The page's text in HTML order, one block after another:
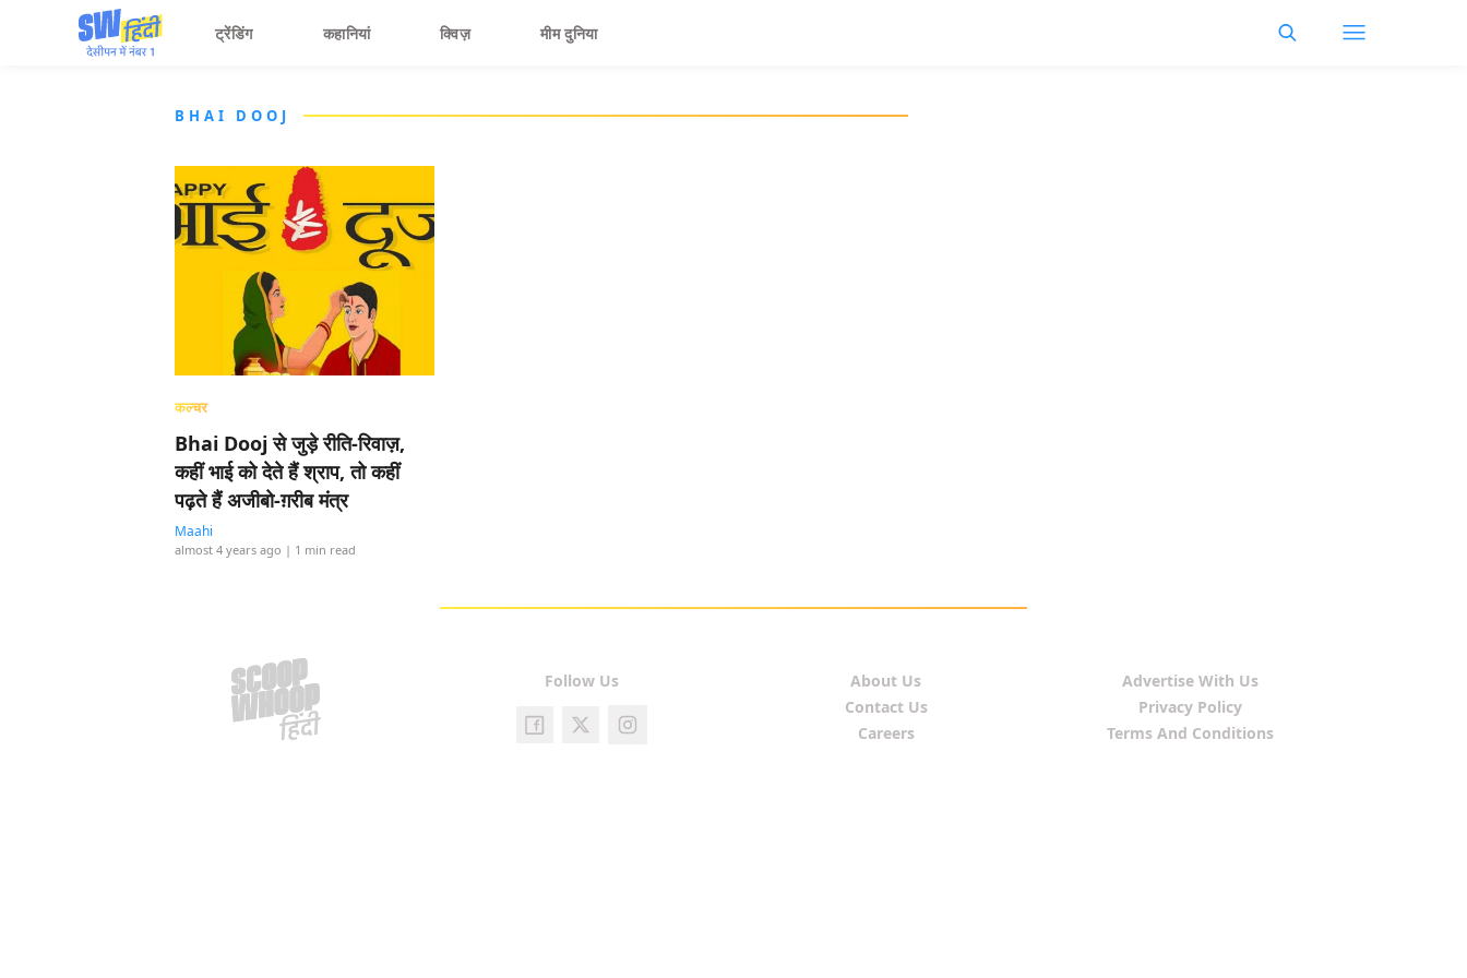
ट्रेंडिंग कहानियां क्विज़ मीम दुनिया
BHAI DOOJ
कल्चर
Bhai Dooj से जुड़े रीति-रिवाज़,
कहीं भाई को देते हैं श्राप, तो कहीं
पढ़ते हैं अजीबो-ग़रीब मंत्र
Maahi
almost 4 years ago | 1 min read
Follow Us
About Us
Contact Us
Careers
Advertise With Us
Privacy Policy
Terms And Conditions